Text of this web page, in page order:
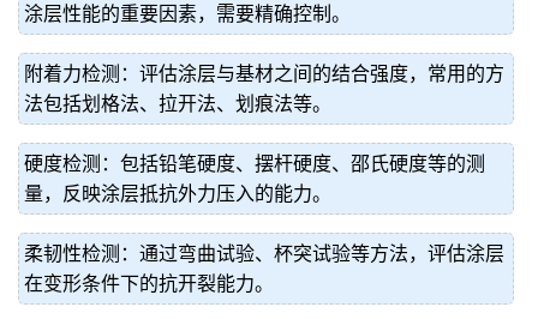
涂层性能的重要因素，需要精确控制。
附着力检测：评估涂层与基材之间的结合强度，常用的方
法包括划格法、拉开法、划痕法等。
硬度检测：包括铅笔硬度、摆杆硬度、邵氏硬度等的测
量，反映涂层抵抗外力压入的能力。
柔韧性检测：通过弯曲试验、杯突试验等方法，评估涂层
在变形条件下的抗开裂能力。